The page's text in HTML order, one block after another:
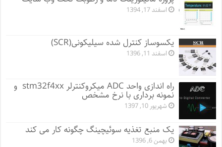
اسفند 17, 1394
یکسوساز کنترل شده سیلیکونی(SCR)
اسفند 11, 1396
راه اندازی واحد ADC میکروکنترلر stm32f4xx و
نمونه برداری با نرخ مشخص
شهریور 10, 1397
یک منبع تغذیه سوئیچینگ چگونه کار می کند
بهمن 6, 1396